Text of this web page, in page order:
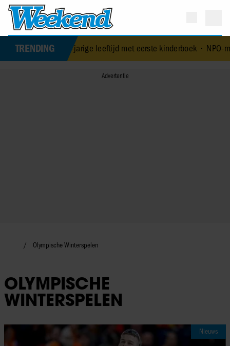
TRENDING
verrast op 84-jarige leeftijd met eerste kinderboek•NPO-
Olympische Winterspelen
OLYMPISCHE
WINTERSPELEN
Nieuws